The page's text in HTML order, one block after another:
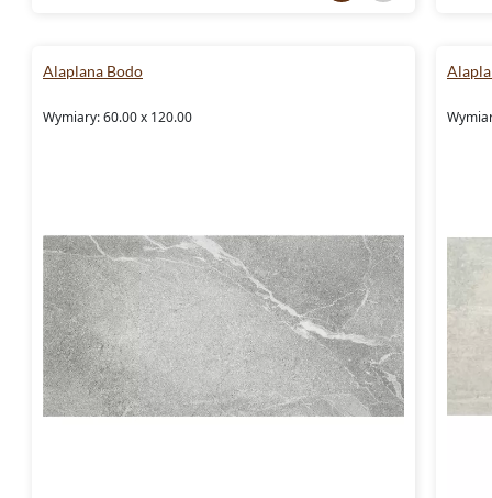
Alaplana Bodo
Wymiary: 60.00 x 120.00